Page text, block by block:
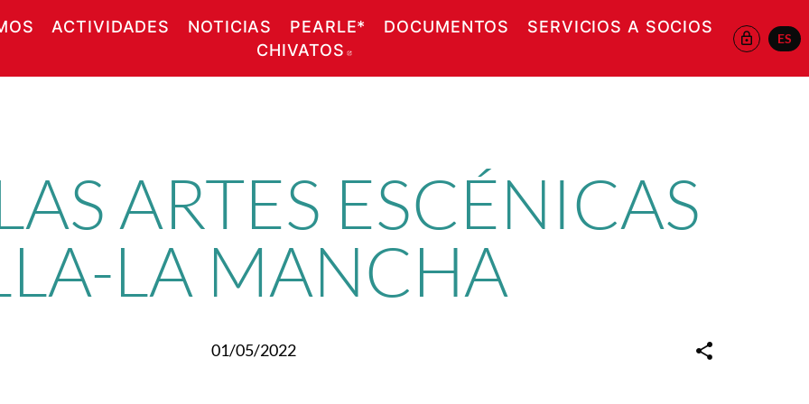
ACTIVIDADES NOTICIAS PEARLE* DOCUMENTOS
SERVICIOS A SOCIOS
CHIVATOS
ES
ARTES ESCÉNICAS
LA MANCHA
01/05/2022